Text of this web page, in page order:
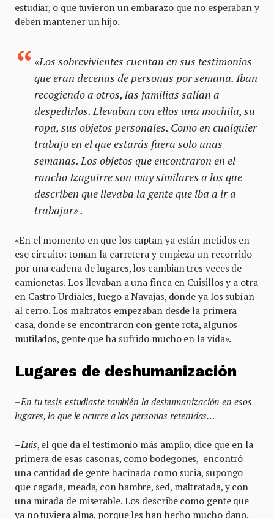
estudiar, o que tuvieron un embarazo que no esperaban y
deben mantener un hijo.
«Los sobrevivientes cuentan en sus testimonios
que eran decenas de personas por semana. Iban
recogiendo a otros, las familias salían a
despedirlos. Llevaban con ellos una mochila, su
ropa, sus objetos personales. Como en cualquier
trabajo en el que estarás fuera solo unas
semanas. Los objetos que encontraron en el
rancho Izaguirre son muy similares a los que
describen que llevaba la gente que iba a ir a
trabajar» .
«En el momento en que los captan ya están metidos en
ese circuito: toman la carretera y empieza un recorrido
por una cadena de lugares, los cambian tres veces de
camionetas. Los llevaban a una finca en Cuisillos y a otra
en Castro Urdiales, luego a Navajas, donde ya los subían
al cerro. Los maltratos empezaban desde la primera
casa, donde se encontraron con gente rota, algunos
mutilados, gente que ha sufrido mucho en la vida».
Lugares de deshumanización
–En tu tesis estudiaste también la deshumanización en esos
lugares, lo que le ocurre a las personas retenidas…
–Luis, el que da el testimonio más amplio, dice que en la
primera de esas casonas, como bodegones, encontró
una cantidad de gente hacinada como sucia, supongo
que cagada, meada, con hambre, sed, maltratada, y con
una mirada de miserable. Los describe como gente que
ya no tuviera alma, porque les han hecho mucho daño.